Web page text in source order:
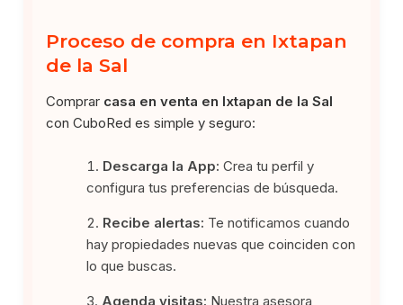
Proceso de compra en Ixtapan
de la Sal
Comprar casa en venta en Ixtapan de la Sal
con CuboRed es simple y seguro:
Descarga la App: Crea tu perfil y
configura tus preferencias de búsqueda.
Recibe alertas: Te notificamos cuando
hay propiedades nuevas que coinciden con
lo que buscas.
Agenda visitas: Nuestra asesora